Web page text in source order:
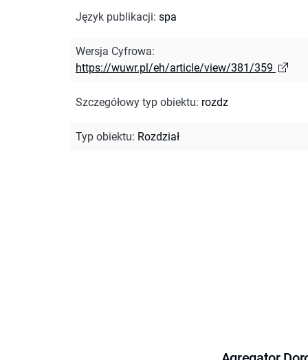
Język publikacji: spa
Wersja Cyfrowa:
https://wuwr.pl/eh/article/view/381/359
Szczegółowy typ obiektu: rozdz
Typ obiektu: Rozdział